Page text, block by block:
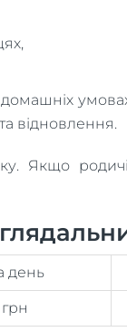
відновлення.
Якщо
день